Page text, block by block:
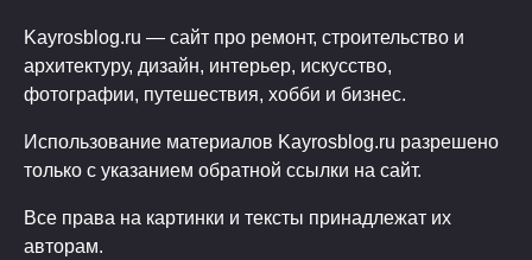
Kayrosblog.ru — сайт про ремонт, строительство и
архитектуру, дизайн, интерьер, искусство,
фотографии, путешествия, хобби и бизнес.
Использование материалов Kayrosblog.ru разрешено
только с указанием обратной ссылки на сайт.
Все права на картинки и тексты принадлежат их
авторам.